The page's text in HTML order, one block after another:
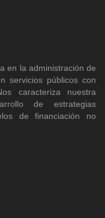
en la administración de
servicios públicos con
caracteriza nuestra
de estrategias
de financiación no